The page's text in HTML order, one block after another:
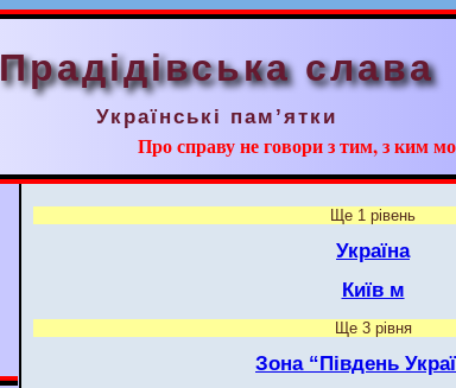
Прадідівська слава
Українські пам’ятки
Про справу не говори з тим, з ким
Ще 1 рівень
Україна
Київ м
Ще 3 рівня
Зона “Південь